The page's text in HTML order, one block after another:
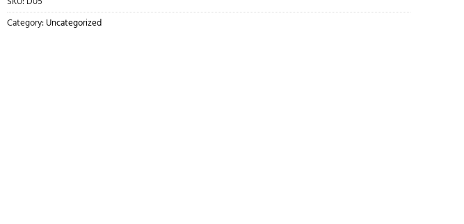
Category: Uncategorized